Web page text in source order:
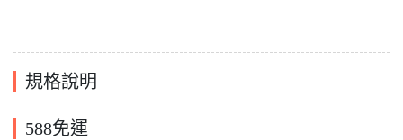
規格說明
588免運